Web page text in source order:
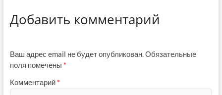
Добавить комментарий
Ваш адрес email не будет опубликован. Обязательные
поля помечены *
Комментарий *